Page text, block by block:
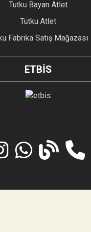
Tutku Bayan Atlet
Tutku Atlet
Fabrika Satış Mağazası
ETBİS